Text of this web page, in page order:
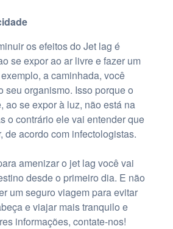
os efeitos do Jet lag é
se expor ao ar livre e fazer um
a caminhada, você
seu organismo. Isso porque o
ao se expor à luz, não está na
o contrário ele vai entender que
de acordo com infectologistas.
amenizar o jet lag você vai
desde o primeiro dia. E não
um seguro viagem para evitar
e viajar mais tranquilo e
informações, contate-nos!